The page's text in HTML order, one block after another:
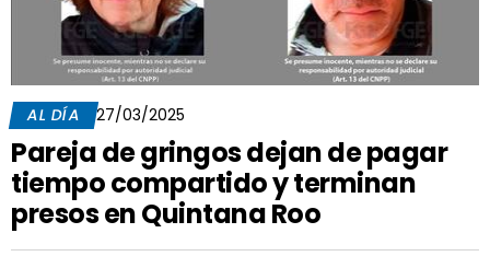
AL DÍA 27/03/2025
Pareja de gringos dejan de pagar
tiempo compartido y terminan
presos en Quintana Roo